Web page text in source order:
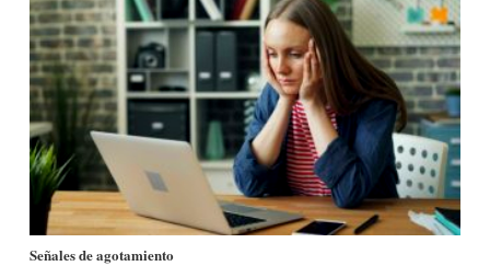
Señales de agotamiento